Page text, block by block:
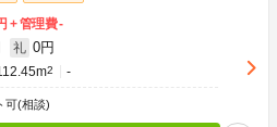
管理費-
礼 0円
2 -
可(相談)